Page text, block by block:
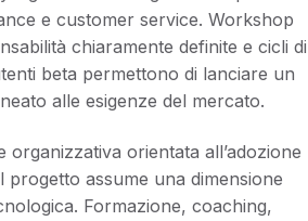
e customer service. Workshop
chiaramente definite e cicli di
beta permettono di lanciare un
alle esigenze del mercato.
orientata all’adozione
progetto assume una dimensione
Formazione, coaching,